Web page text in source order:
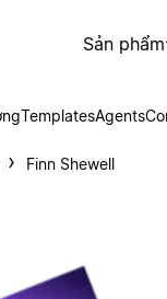
Sản phẩm
TemplatesAgents
Finn Shewell